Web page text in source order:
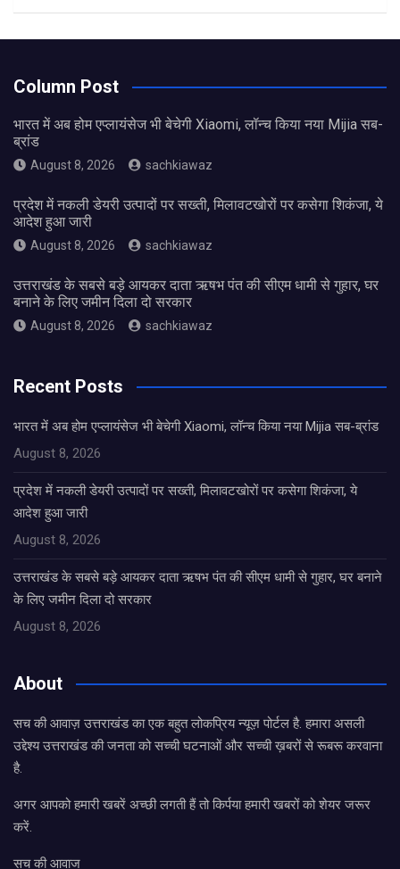
Column Post
भारत में अब होम एप्लायंसेज भी बेचेगी Xiaomi, लॉन्च किया नया Mijia सब-
ब्रांड
August 8, 2026 sachkiawaz
प्रदेश में नकली डेयरी उत्पादों पर सख्ती, मिलावटखोरों पर कसेगा शिकंजा, ये
आदेश हुआ जारी
August 8, 2026 sachkiawaz
उत्तराखंड के सबसे बड़े आयकर दाता ऋषभ पंत की सीएम धामी से गुहार, घर
बनाने के लिए जमीन दिला दो सरकार
August 8, 2026 sachkiawaz
Recent Posts
भारत में अब होम एप्लायंसेज भी बेचेगी Xiaomi, लॉन्च किया नया Mijia सब-ब्रांड
August 8, 2026
प्रदेश में नकली डेयरी उत्पादों पर सख्ती, मिलावटखोरों पर कसेगा शिकंजा, ये
आदेश हुआ जारी
August 8, 2026
उत्तराखंड के सबसे बड़े आयकर दाता ऋषभ पंत की सीएम धामी से गुहार, घर बनाने
के लिए जमीन दिला दो सरकार
August 8, 2026
About
सच की आवाज़ उत्तराखंड का एक बहुत लोकप्रिय न्यूज़ पोर्टल है. हमारा असली
उद्देश्य उत्तराखंड की जनता को सच्ची घटनाओं और सच्ची ख़बरों से रूबरू करवाना
है.
अगर आपको हमारी खबरें अच्छी लगती हैं तो किर्पया हमारी खबरों को शेयर जरूर
करें.
सच की आवाज